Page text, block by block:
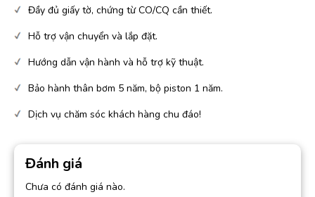
Đầy đủ giấy tờ, chứng từ CO/CQ cần thiết.
Hỗ trợ vận chuyển và lắp đặt.
Hướng dẫn vận hành và hỗ trợ kỹ thuật.
Bảo hành thân bơm 5 năm, bộ piston 1 năm.
Dịch vụ chăm sóc khách hàng chu đáo!
Đánh giá
Chưa có đánh giá nào.